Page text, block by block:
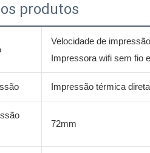
produtos
Velocidade de
Impressora wifi sem fio
Impressão térmica direta
72mm